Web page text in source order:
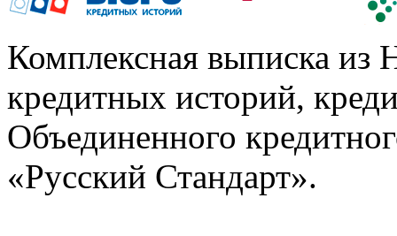
Комплексная выписка из
кредитных историй,
Объединенного
«Русский Стандарт».